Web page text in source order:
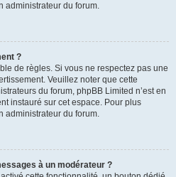
administrateur du forum.
?
de règles. Si vous ne respectez pas une
Veuillez noter que cette
du forum, phpBB Limited n’est en
instauré sur cet espace. Pour plus
administrateur du forum.
à un modérateur ?